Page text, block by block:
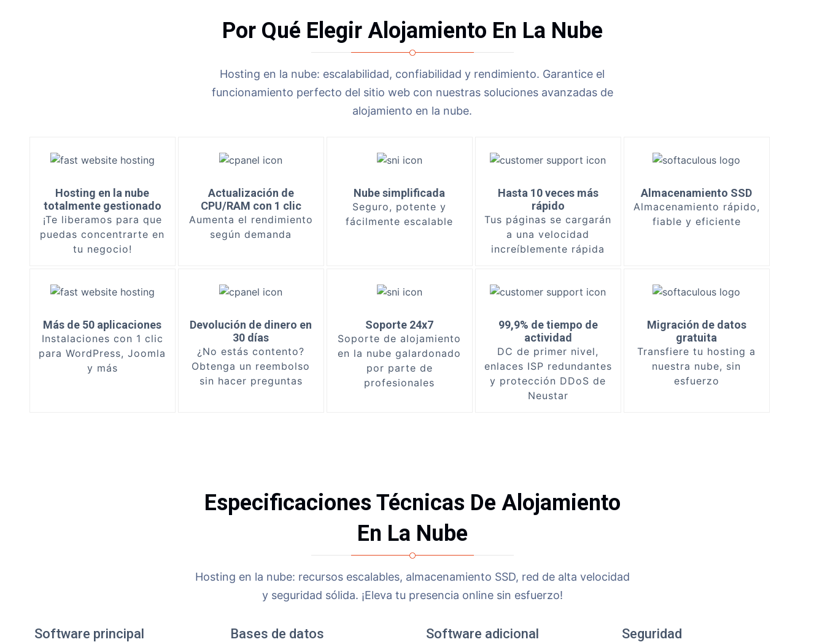
Por Qué Elegir Alojamiento En La Nube
Hosting en la nube: escalabilidad, confiabilidad y rendimiento. Garantice el
funcionamiento perfecto del sitio web con nuestras soluciones avanzadas de
alojamiento en la nube.
Hosting en la nube
totalmente gestionado
¡Te liberamos para que
puedas concentrarte en
tu negocio!
Actualización de
CPU/RAM con 1 clic
Aumenta el rendimiento
según demanda
Nube simplificada
Seguro, potente y
fácilmente escalable
Hasta 10 veces más
rápido
Tus páginas se cargarán
a una velocidad
increíblemente rápida
Almacenamiento SSD
Almacenamiento rápido,
fiable y eficiente
Más de 50 aplicaciones
Instalaciones con 1 clic
para WordPress, Joomla
y más
Devolución de dinero en
30 días
¿No estás contento?
Obtenga un reembolso
sin hacer preguntas
Soporte 24x7
Soporte de alojamiento
en la nube galardonado
por parte de
profesionales
99,9% de tiempo de
actividad
DC de primer nivel,
enlaces ISP redundantes
y protección DDoS de
Neustar
Migración de datos
gratuita
Transfiere tu hosting a
nuestra nube, sin
esfuerzo
Especificaciones Técnicas De Alojamiento
En La Nube
Hosting en la nube: recursos escalables, almacenamiento SSD, red de alta velocidad
y seguridad sólida. ¡Eleva tu presencia online sin esfuerzo!
Software principal Bases de datos Software adicional Seguridad